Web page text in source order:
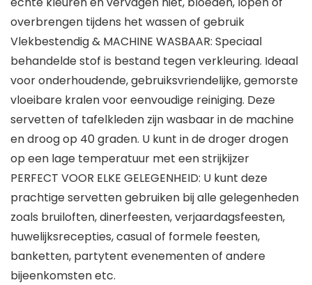
overbrengen tijdens het wassen of gebruik
Vlekbestendig & MACHINE WASBAAR: Speciaal
behandelde stof is bestand tegen verkleuring. Ideaal
voor onderhoudende, gebruiksvriendelijke, gemorste
vloeibare kralen voor eenvoudige reiniging. Deze
servetten of tafelkleden zijn wasbaar in de machine
en droog op 40 graden. U kunt in de droger drogen
op een lage temperatuur met een strijkijzer
PERFECT VOOR ELKE GELEGENHEID: U kunt deze
prachtige servetten gebruiken bij alle gelegenheden
zoals bruiloften, dinerfeesten, verjaardagsfeesten,
huwelijksrecepties, casual of formele feesten,
banketten, partytent evenementen of andere
bijeenkomsten etc.